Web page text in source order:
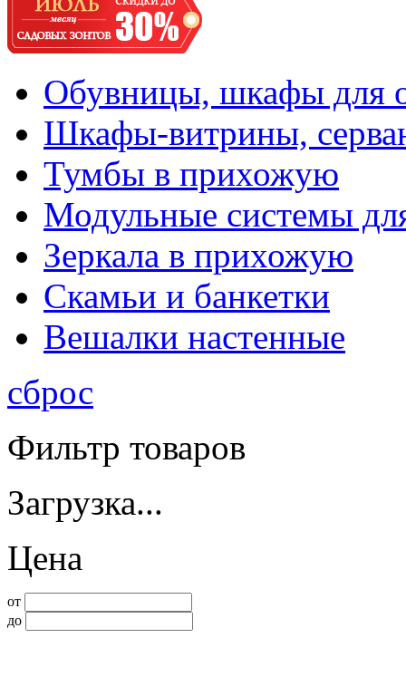
Обувницы, шкафы для
Шкафы-витрины,
Тумбы в прихожую
Модульные системы
Зеркала в прихожую
Скамьи и банкетки
Вешалки настенные
сброс
Фильтр товаров
Загрузка...
Цена
от
до